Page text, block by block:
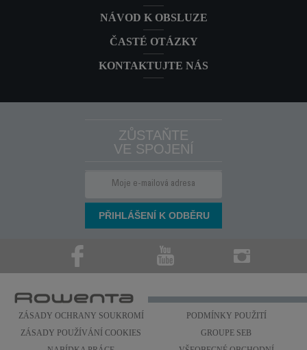
NÁVOD K OBSLUZE
ČASTÉ OTÁZKY
KONTAKTUJTE NÁS
ZŮSTAŇTE
VE SPOJENÍ
ZÁSADY OCHRANY SOUKROMÍ
PODMÍNKY POUŽITÍ
ZÁSADY POUŽÍVÁNÍ COOKIES
GROUPE SEB